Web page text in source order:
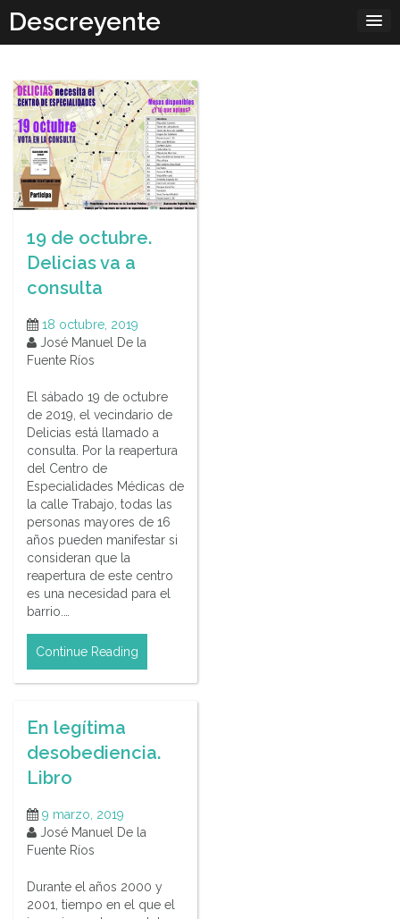
content
Descreyente
19 de octubre.
Delicias va a
consulta
18 octubre, 2019
José Manuel De la
Fuente Ríos
El sábado 19 de octubre
de 2019, el vecindario de
Delicias está llamado a
consulta. Por la reapertura
del Centro de
Especialidades Médicas de
la calle Trabajo, todas las
personas mayores de 16
años pueden manifestar si
consideran que la
reapertura de este centro
es una necesidad para el
barrio.…
Continue Reading
En legítima
desobediencia.
Libro
9 marzo, 2019
José Manuel De la
Fuente Ríos
Durante el años 2000 y
2001, tiempo en el que el